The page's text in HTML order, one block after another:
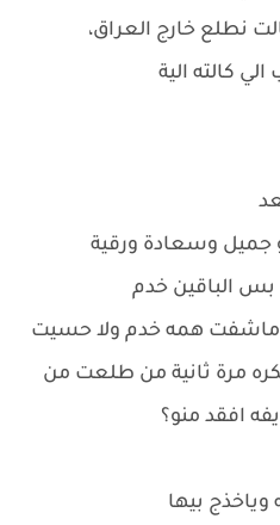
نطلع خارج العراق،
كالته الية
جميل وسعادة ورقية
الباقين خدم
ماشفت همه خدم ولا حسيت
مرة ثانية من طلعت من
افقد منو؟
بيها